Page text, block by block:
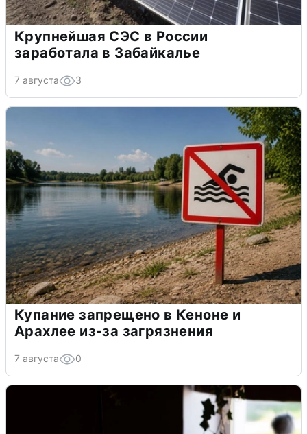
Крупнейшая СЭС в России
заработала в Забайкалье
7 августа 3
Купание запрещено в Кеноне и
Арахлее из-за загрязнения
7 августа 0